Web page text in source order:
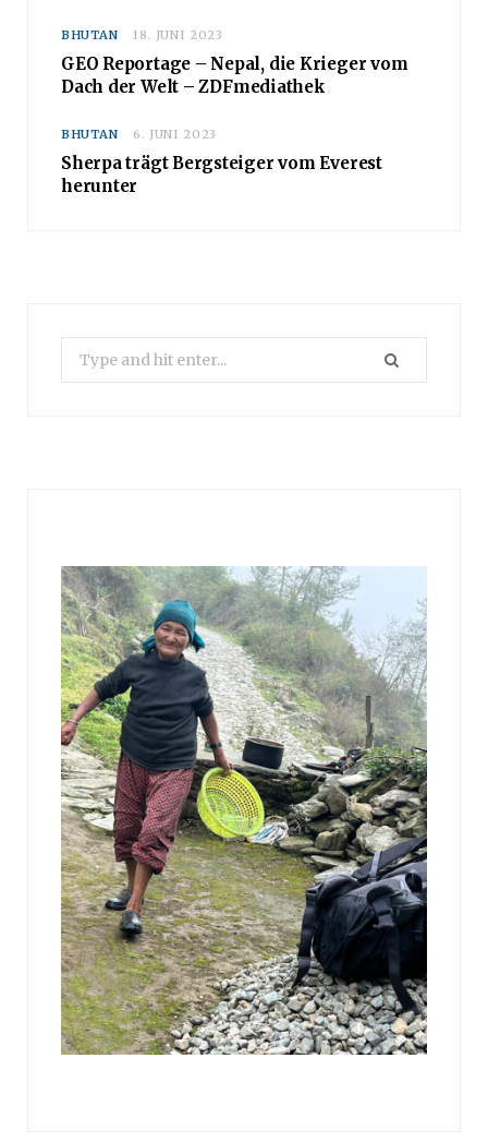
BHUTAN 18. JUNI 2023
GEO Reportage – Nepal, die Krieger vom
Dach der Welt – ZDFmediathek
BHUTAN 6. JUNI 2023
Sherpa trägt Bergsteiger vom Everest
herunter
Search
for: